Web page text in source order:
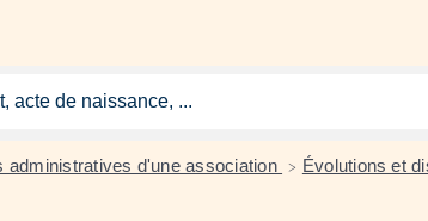
administratives d'une association > Évolutions et